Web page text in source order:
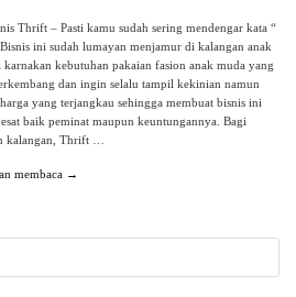
Thrift – Pasti kamu sudah sering mendengar kata “
ini sudah lumayan menjamur di kalangan anak
karnakan kebutuhan pakaian fasion anak muda yang
dan ingin selalu tampil kekinian namun
yang terjangkau sehingga membuat bisnis ini
baik peminat maupun keuntungannya. Bagi
kalangan, Thrift …
membaca →